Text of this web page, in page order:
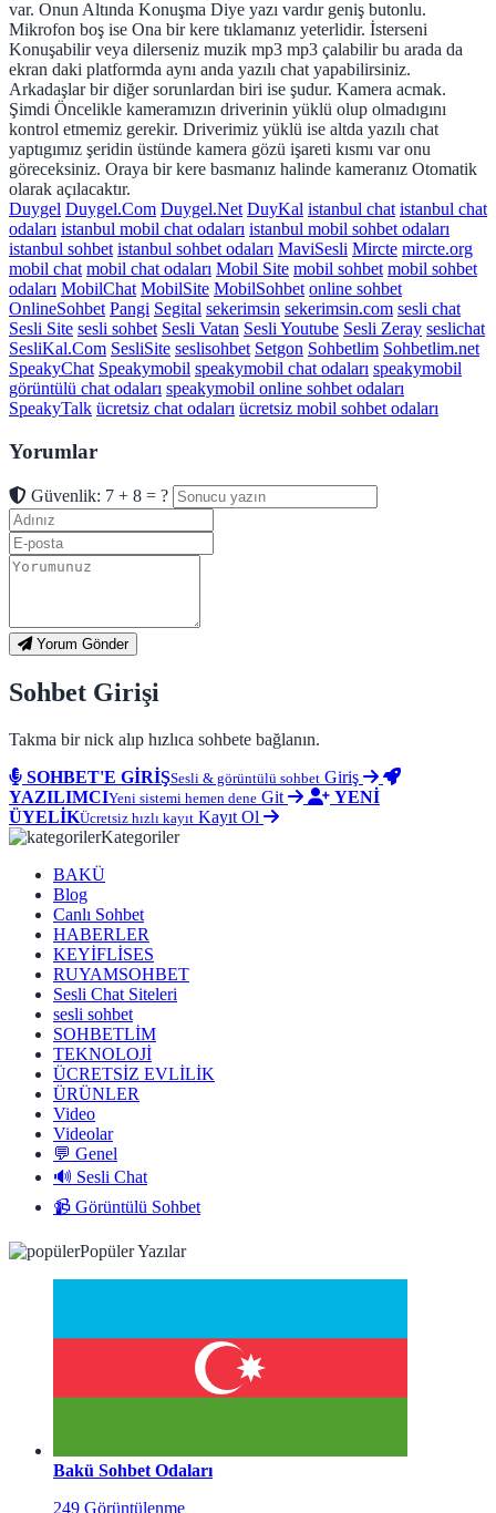
var. Onun Altında Konuşma Diye yazı vardır geniş butonlu.
Mikrofon boş ise Ona bir kere tıklamanız yeterlidir. İsterseni
Konuşabilir veya dilerseniz muzik mp3 mp3 çalabilir bu arada da
ekran daki platformda aynı anda yazılı chat yapabilirsiniz.
Arkadaşlar bir diğer sorunlardan biri ise şudur. Kamera acmak.
Şimdi Öncelikle kameramızın driverinin yüklü olup olmadıgını
kontrol etmemiz gerekir. Driverimiz yüklü ise altda yazılı chat
yaptıgımız şeridin üstünde kamera gözü işareti kısmı var onu
göreceksiniz. Oraya bir kere basmanız halinde kameranız Otomatik
olarak açılacaktır.
Duygel Duygel.Com Duygel.Net DuyKal istanbul chat istanbul chat
odaları istanbul mobil chat odaları istanbul mobil sohbet odaları
istanbul sohbet istanbul sohbet odaları MaviSesli Mircte mircte.org
mobil chat mobil chat odaları Mobil Site mobil sohbet mobil sohbet
odaları MobilChat MobilSite MobilSohbet online sohbet
OnlineSohbet Pangi Segital sekerimsin sekerimsin.com sesli chat
Sesli Site sesli sohbet Sesli Vatan Sesli Youtube Sesli Zeray seslichat
SesliKal.Com SesliSite seslisohbet Setgon Sohbetlim Sohbetlim.net
SpeakyChat Speakymobil speakymobil chat odaları speakymobil
görüntülü chat odaları speakymobil online sohbet odaları
SpeakyTalk ücretsiz chat odaları ücretsiz mobil sohbet odaları
Yorumlar
Güvenlik: 7 + 8 = ?
Yorum Gönder
Sohbet Girişi
Takma bir nick alıp hızlıca sohbete bağlanın.
SOHBET'E GİRİŞSesli & görüntülü sohbet Giriş
YAZILIMCIYeni sistemi hemen dene Git
YENİ
ÜYELİKÜcretsiz hızlı kayıt Kayıt Ol
Kategoriler
BAKÜ
Blog
Canlı Sohbet
HABERLER
KEYİFLİSES
RUYAMSOHBET
Sesli Chat Siteleri
sesli sohbet
SOHBETLİM
TEKNOLOJİ
ÜCRETSİZ EVLİLİK
ÜRÜNLER
Video
Videolar
💬 Genel
🔊 Sesli Chat
📹 Görüntülü Sohbet
Popüler Yazılar
Bakü Sohbet Odaları
249 Görüntülenme